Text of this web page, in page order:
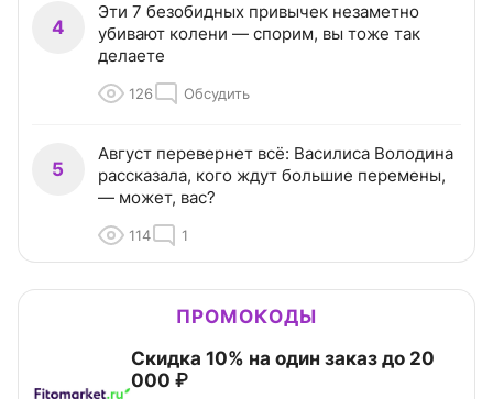
4
Эти 7 безобидных привычек незаметно
убивают колени — спорим, вы тоже так
делаете
126 Обсудить
5
Август перевернет всё: Василиса Володина
рассказала, кого ждут большие перемены,
— может, вас?
114 1
ПРОМОКОДЫ
Скидка 10% на один заказ до 20
000 ₽